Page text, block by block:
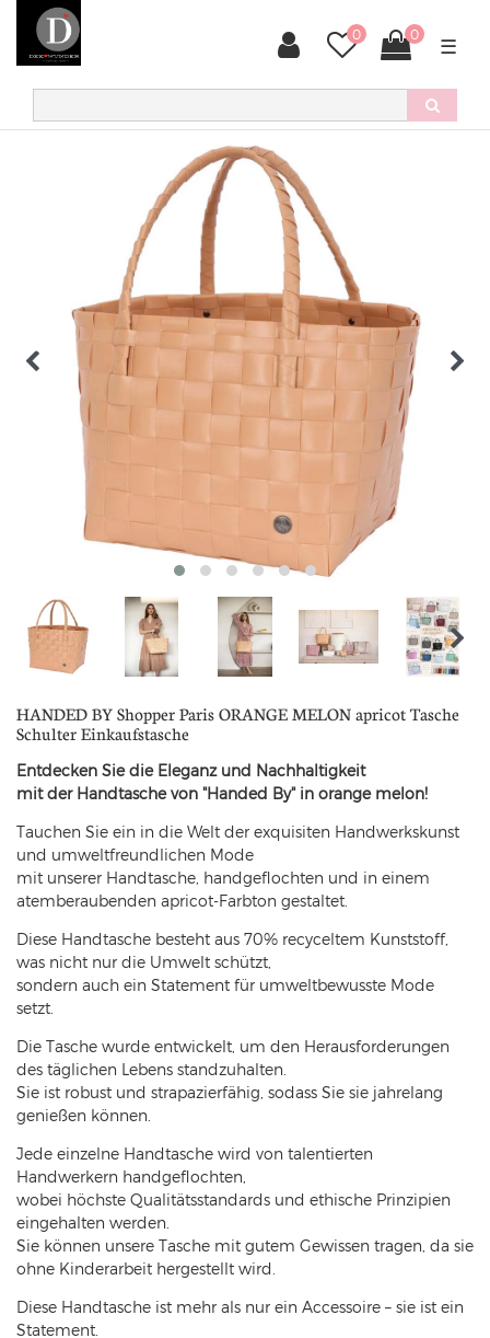
0 0
☰
HANDED BY Shopper Paris ORANGE MELON apricot Tasche
Schulter Einkaufstasche
Entdecken Sie die Eleganz und Nachhaltigkeit
mit der Handtasche von "Handed By" in orange melon!
Tauchen Sie ein in die Welt der exquisiten Handwerkskunst
und umweltfreundlichen Mode
mit unserer Handtasche, handgeflochten und in einem
atemberaubenden apricot-Farbton gestaltet.
Diese Handtasche besteht aus 70% recyceltem Kunststoff,
was nicht nur die Umwelt schützt,
sondern auch ein Statement für umweltbewusste Mode
setzt.
Die Tasche wurde entwickelt, um den Herausforderungen
des täglichen Lebens standzuhalten.
Sie ist robust und strapazierfähig, sodass Sie sie jahrelang
genießen können.
Jede einzelne Handtasche wird von talentierten
Handwerkern handgeflochten,
wobei höchste Qualitätsstandards und ethische Prinzipien
eingehalten werden.
Sie können unsere Tasche mit gutem Gewissen tragen, da sie
ohne Kinderarbeit hergestellt wird.
Diese Handtasche ist mehr als nur ein Accessoire – sie ist ein
Statement.